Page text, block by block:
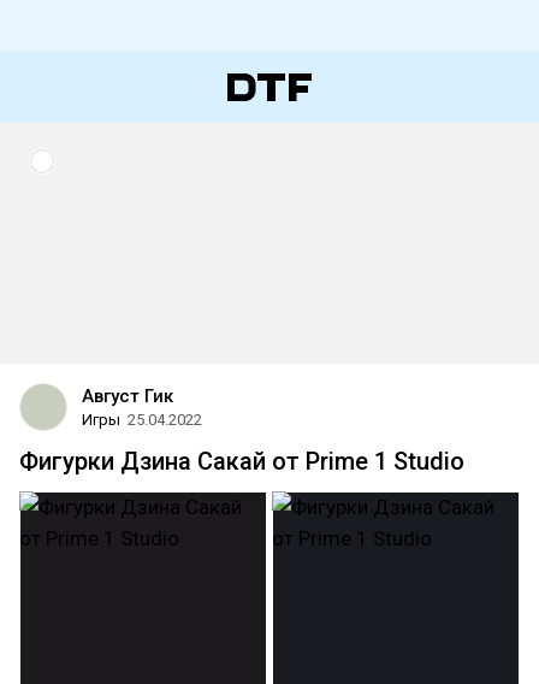
Август Гик
Игры 25.04.2022
Фигурки Дзина Сакай от Prime 1 Studio